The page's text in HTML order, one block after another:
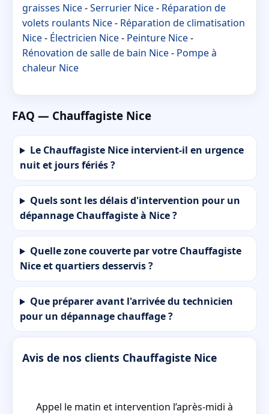
graisses Nice-Serrurier Nice- Réparation de
volets roulants Nice- Réparation de climatisation
Nice- Électricien Nice- Peinture Nice-
Rénovation de salle de bain Nice- Pompe à
chaleur Nice
FAQ — Chauffagiste Nice
Le Chauffagiste Nice intervient-il en urgence
nuit et jours fériés ?
Quels sont les délais d'intervention pour un
dépannage Chauffagiste à Nice ?
Quelle zone couverte par votre Chauffagiste
Nice et quartiers desservis ?
Que préparer avant l'arrivée du technicien
pour un dépannage chauffage ?
Avis de nos clients Chauffagiste Nice
Appel le matin et intervention l’après-midi à